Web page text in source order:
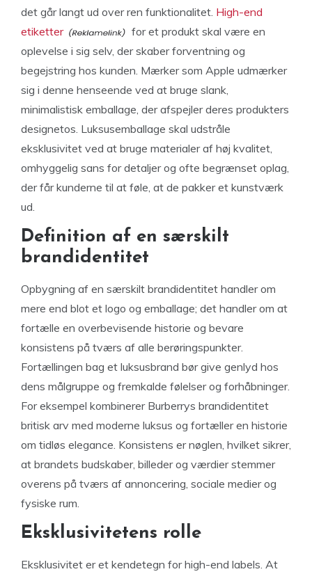
det går langt ud over ren funktionalitet. High-end
etiketter
for et produkt skal være en
oplevelse i sig selv, der skaber forventning og
begejstring hos kunden. Mærker som Apple udmærker
sig i denne henseende ved at bruge slank,
minimalistisk emballage, der afspejler deres produkters
designetos. Luksusemballage skal udstråle
eksklusivitet ved at bruge materialer af høj kvalitet,
omhyggelig sans for detaljer og ofte begrænset oplag,
der får kunderne til at føle, at de pakker et kunstværk
ud.
Definition af en særskilt
brandidentitet
Opbygning af en særskilt brandidentitet handler om
mere end blot et logo og emballage; det handler om at
fortælle en overbevisende historie og bevare
konsistens på tværs af alle berøringspunkter.
Fortællingen bag et luksusbrand bør give genlyd hos
dens målgruppe og fremkalde følelser og forhåbninger.
For eksempel kombinerer Burberrys brandidentitet
britisk arv med moderne luksus og fortæller en historie
om tidløs elegance. Konsistens er nøglen, hvilket sikrer,
at brandets budskaber, billeder og værdier stemmer
overens på tværs af annoncering, sociale medier og
fysiske rum.
Eksklusivitetens rolle
Eksklusivitet er et kendetegn for high-end labels. At